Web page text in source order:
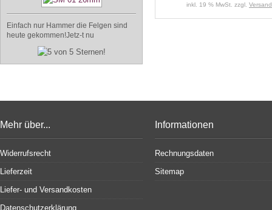
Einfach nur Hammer die Felgen sind
heute gekommen!Jetz-t nu
inkl. 19 % MwSt. zzgl.
Mehr über...
Widerrufsrecht
Lieferzeit
Liefer- und Versandkosten
Datenschutzerklärung
Informationen
Rechnungsdaten
Sitemap